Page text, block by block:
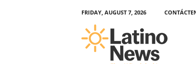
FRIDAY, AUGUST 7, 2026